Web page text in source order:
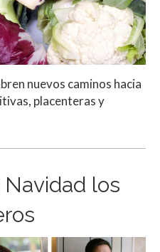
nuevos caminos hacia
placenteras y
los